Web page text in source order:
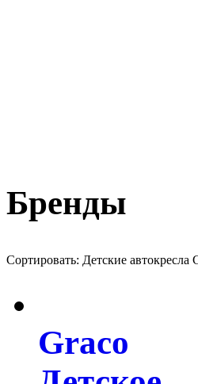
Бренды
Сортировать: Детские автокресла
Graco